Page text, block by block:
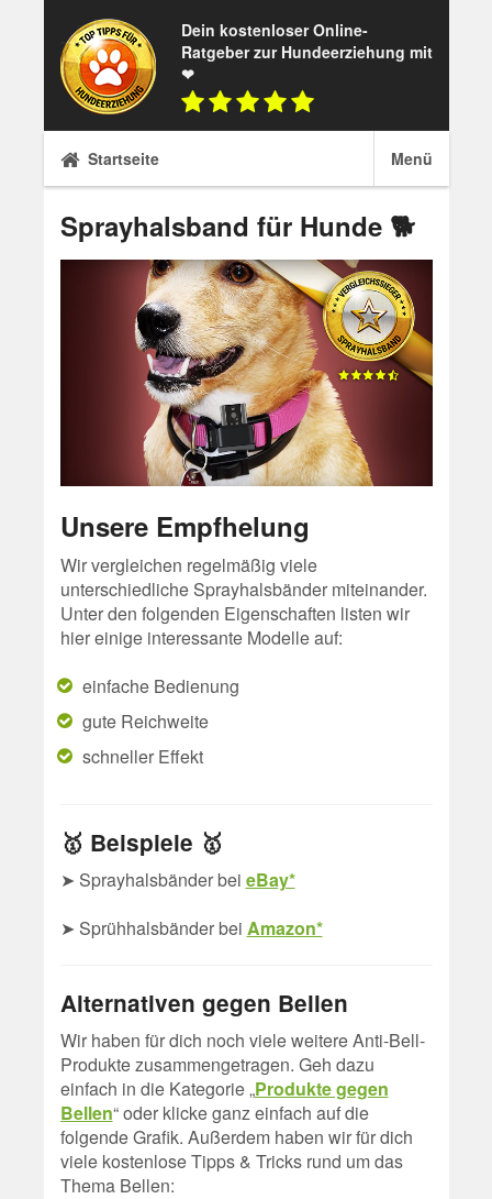
content
Dein kostenloser Online-
Ratgeber zur Hundeerziehung mit
❤
Startseite Menü
Sprayhalsband für Hunde 🐕
Unsere Empfhelung
Wir vergleichen regelmäßig viele
unterschiedliche Sprayhalsbänder miteinander.
Unter den folgenden Eigenschaften listen wir
hier einige interessante Modelle auf:
einfache Bedienung
gute Reichweite
schneller Effekt
🥇 Beispiele 🥇
➤ Sprayhalsbänder bei eBay*
➤ Sprühhalsbänder bei Amazon*
Alternativen gegen Bellen
Wir haben für dich noch viele weitere Anti-Bell-
Produkte zusammengetragen. Geh dazu
einfach in die Kategorie „Produkte gegen
Bellen“ oder klicke ganz einfach auf die
folgende Grafik. Außerdem haben wir für dich
viele kostenlose Tipps & Tricks rund um das
Thema Bellen: